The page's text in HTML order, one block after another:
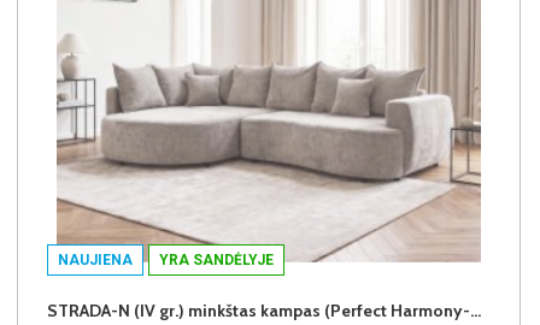
NAUJIENA YRA SANDĖLYJE
STRADA-N (IV gr.) minkštas kampas (Perfect Harmony-04) K